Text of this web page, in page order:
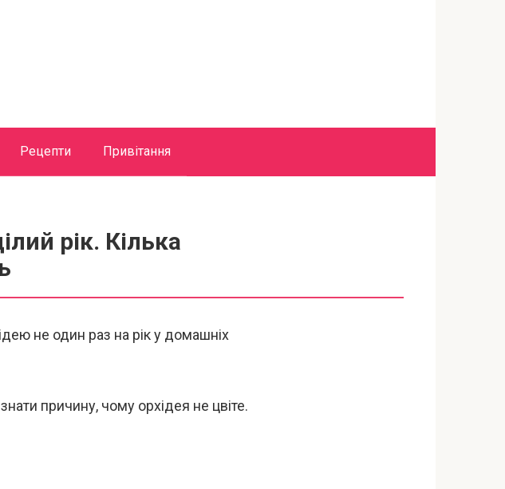
Рецепти Привітання
рік. Кілька
не один раз на рік у домашніх
причину, чому орхідея не цвіте.